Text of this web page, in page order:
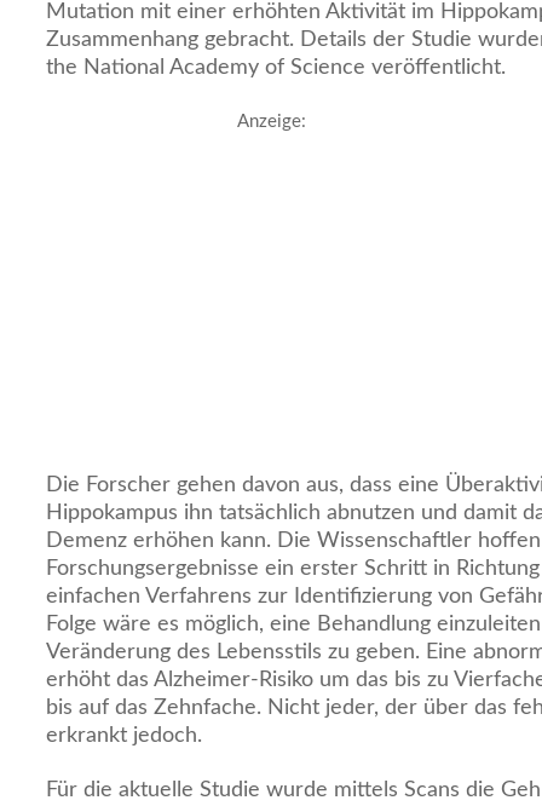
Mutation mit einer erhöhten Aktivität im
Zusammenhang gebracht. Details der Studie
the National Academy of Science veröffentlicht.
Anzeige:
Die Forscher gehen davon aus, dass eine
Hippokampus ihn tatsächlich abnutzen und damit
Demenz erhöhen kann. Die Wissenschaftler
Forschungsergebnisse ein erster Schritt in
einfachen Verfahrens zur Identifizierung von
Folge wäre es möglich, eine Behandlung
Veränderung des Lebensstils zu geben. Eine
erhöht das Alzheimer-Risiko um das bis zu
bis auf das Zehnfache. Nicht jeder, der über das
erkrankt jedoch.
Für die aktuelle Studie wurde mittels Scans die